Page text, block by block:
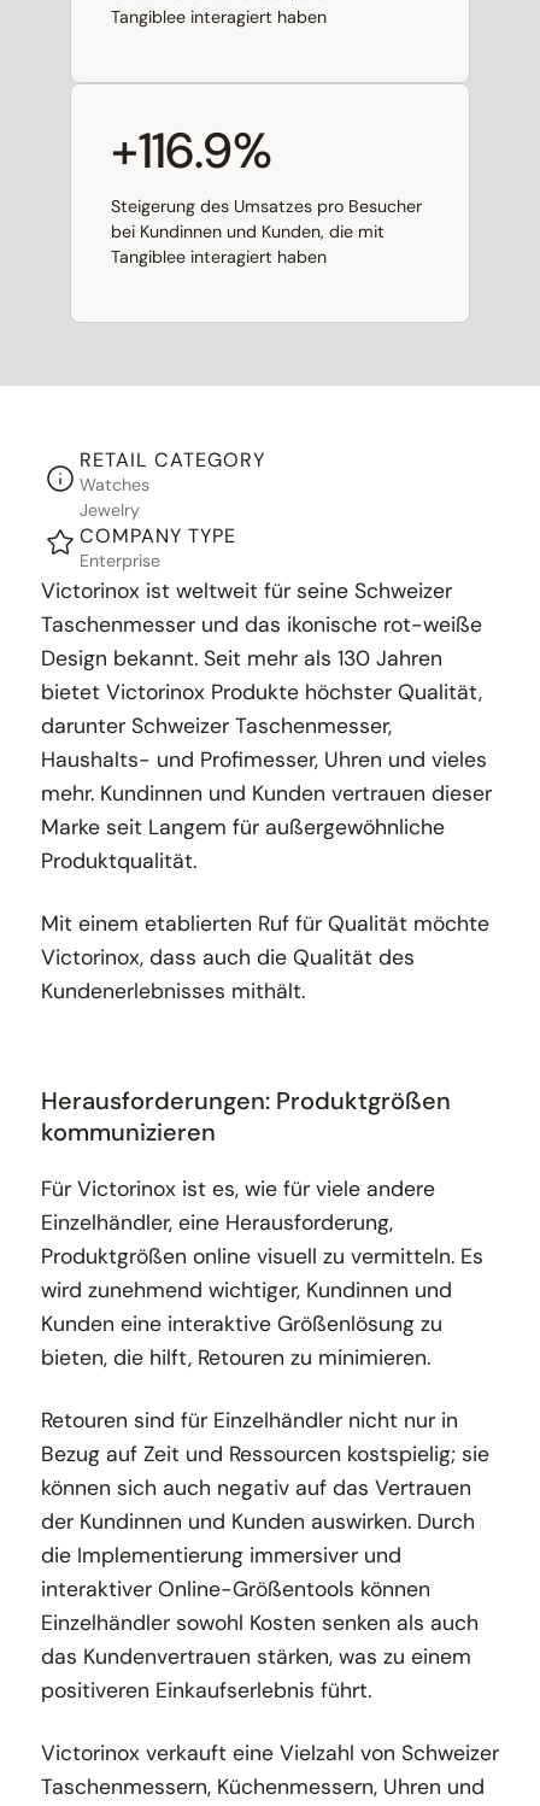
Tangiblee interagiert haben
+116.9%
Steigerung des Umsatzes pro Besucher
bei Kundinnen und Kunden, die mit
Tangiblee interagiert haben
RETAIL CATEGORY
Watches
Jewelry
COMPANY TYPE
Enterprise
Victorinox ist weltweit für seine Schweizer
Taschenmesser und das ikonische rot-weiße
Design bekannt. Seit mehr als 130 Jahren
bietet Victorinox Produkte höchster Qualität,
darunter Schweizer Taschenmesser,
Haushalts- und Profimesser, Uhren und vieles
mehr. Kundinnen und Kunden vertrauen dieser
Marke seit Langem für außergewöhnliche
Produktqualität.
Mit einem etablierten Ruf für Qualität möchte
Victorinox, dass auch die Qualität des
Kundenerlebnisses mithält.
Herausforderungen: Produktgrößen
kommunizieren
Für Victorinox ist es, wie für viele andere
Einzelhändler, eine Herausforderung,
Produktgrößen online visuell zu vermitteln. Es
wird zunehmend wichtiger, Kundinnen und
Kunden eine interaktive Größenlösung zu
bieten, die hilft, Retouren zu minimieren.
Retouren sind für Einzelhändler nicht nur in
Bezug auf Zeit und Ressourcen kostspielig; sie
können sich auch negativ auf das Vertrauen
der Kundinnen und Kunden auswirken. Durch
die Implementierung immersiver und
interaktiver Online-Größentools können
Einzelhändler sowohl Kosten senken als auch
das Kundenvertrauen stärken, was zu einem
positiveren Einkaufserlebnis führt.
Victorinox verkauft eine Vielzahl von Schweizer
Taschenmessern, Küchenmessern, Uhren und